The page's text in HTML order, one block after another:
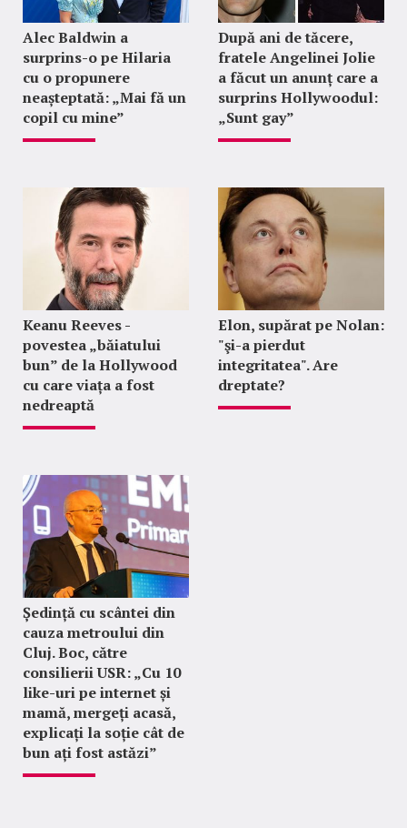
Alec Baldwin a
surprins-o pe Hilaria
cu o propunere
neașteptată: „Mai fă un
copil cu mine”
După ani de tăcere,
fratele Angelinei Jolie
a făcut un anunț care a
surprins Hollywoodul:
„Sunt gay”
Keanu Reeves -
povestea „băiatului
bun” de la Hollywood
cu care viața a fost
nedreaptă
Elon, supărat pe Nolan:
"şi-a pierdut
integritatea". Are
dreptate?
Ședință cu scântei din
cauza metroului din
Cluj. Boc, către
consilierii USR: „Cu 10
like-uri pe internet și
mamă, mergeți acasă,
explicați la soție cât de
bun ați fost astăzi”